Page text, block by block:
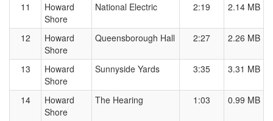
11
Howard
Shore
National Electric 2:19 2.14 MB
12
Howard
Shore
Queensborough Hall 2:27 2.26 MB
13
Howard
Shore
Sunnyside Yards 3:35 3.31 MB
14
Howard
Shore
The Hearing 1:03 0.99 MB